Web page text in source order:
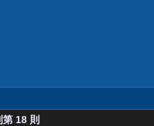
18 則